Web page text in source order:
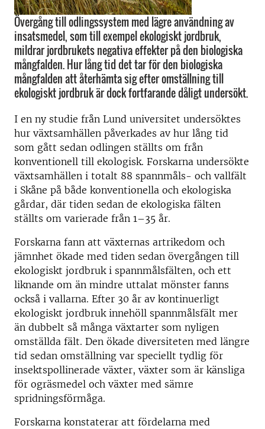
Övergång till odlingssystem med lägre användning av
insatsmedel, som till exempel ekologiskt jordbruk,
mildrar jordbrukets negativa effekter på den biologiska
mångfalden. Hur lång tid det tar för den biologiska
mångfalden att återhämta sig efter omställning till
ekologiskt jordbruk är dock fortfarande dåligt undersökt.
I en ny studie från Lund universitet undersöktes
hur växtsamhällen påverkades av hur lång tid
som gått sedan odlingen ställts om från
konventionell till ekologisk. Forskarna undersökte
växtsamhällen i totalt 88 spannmåls- och vallfält
i Skåne på både konventionella och ekologiska
gårdar, där tiden sedan de ekologiska fälten
ställts om varierade från 1–35 år.
Forskarna fann att växternas artrikedom och
jämnhet ökade med tiden sedan övergången till
ekologiskt jordbruk i spannmålsfälten, och ett
liknande om än mindre uttalat mönster fanns
också i vallarna. Efter 30 år av kontinuerligt
ekologiskt jordbruk innehöll spannmålsfält mer
än dubbelt så många växtarter som nyligen
omställda fält. Den ökade diversiteten med längre
tid sedan omställning var speciellt tydlig för
insektspollinerade växter, växter som är känsliga
för ogräsmedel och växter med sämre
spridningsförmåga.
Forskarna konstaterar att fördelarna med